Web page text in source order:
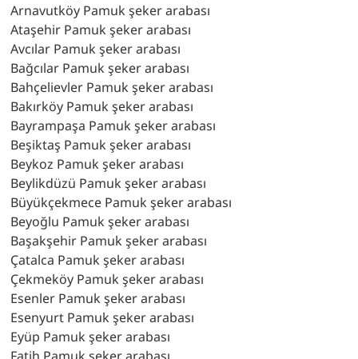
Arnavutköy Pamuk şeker arabası
Ataşehir Pamuk şeker arabası
Avcılar Pamuk şeker arabası
Bağcılar Pamuk şeker arabası
Bahçelievler Pamuk şeker arabası
Bakırköy Pamuk şeker arabası
Bayrampaşa Pamuk şeker arabası
Beşiktaş Pamuk şeker arabası
Beykoz Pamuk şeker arabası
Beylikdüzü Pamuk şeker arabası
Büyükçekmece Pamuk şeker arabası
Beyoğlu Pamuk şeker arabası
Başakşehir Pamuk şeker arabası
Çatalca Pamuk şeker arabası
Çekmeköy Pamuk şeker arabası
Esenler Pamuk şeker arabası
Esenyurt Pamuk şeker arabası
Eyüp Pamuk şeker arabası